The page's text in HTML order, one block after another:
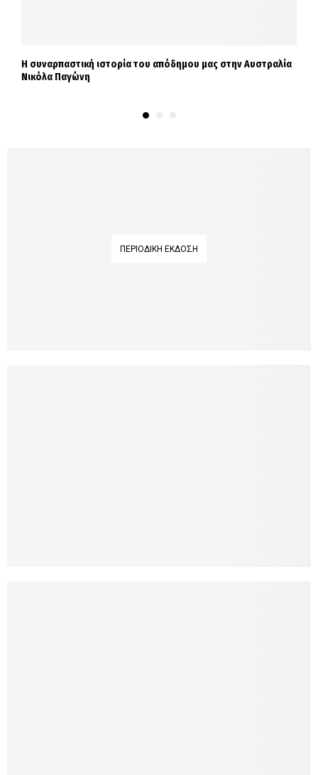
Η συναρπαστική ιστορία του απόδημου μας στην Αυστραλία
Νικόλα Παγώνη
ΠΕΡΙΟΔΙΚΉ ΈΚΔΟΣΗ